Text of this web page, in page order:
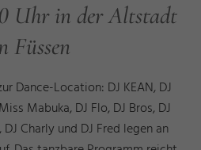
Uhr in der Altstadt
Füssen
Dance-Location: DJ KEAN, DJ
Mabuka, DJ Flo, DJ Bros, DJ
Charly und DJ Fred legen an